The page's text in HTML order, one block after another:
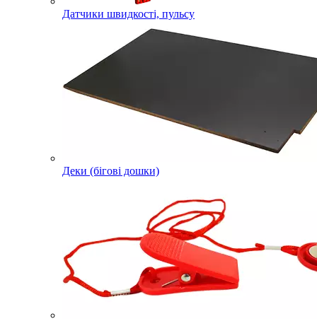
Датчики швидкості, пульсу
Деки (бігові дошки)